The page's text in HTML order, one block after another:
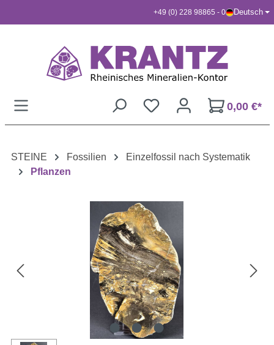
+49 (0) 228 98865 - 0 Deutsch
0,00 €*
STEINE Fossilien
Einzelfossil nach Systematik
Pflanzen